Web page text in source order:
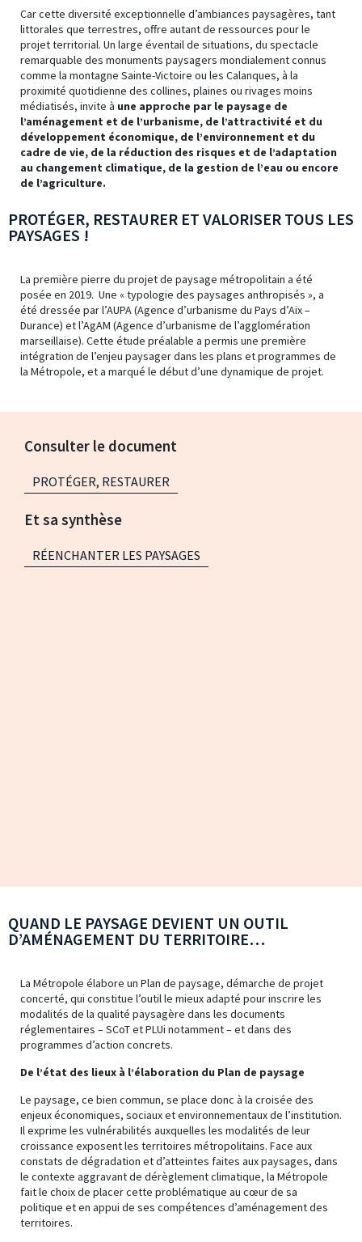
Car cette diversité exceptionnelle d’ambiances paysagères, tant
littorales que terrestres, offre autant de ressources pour le
projet territorial. Un large éventail de situations, du spectacle
remarquable des monuments paysagers mondialement connus
comme la montagne Sainte-Victoire ou les Calanques, à la
proximité quotidienne des collines, plaines ou rivages moins
médiatisés, invite à une approche par le paysage de
l’aménagement et de l’urbanisme, de l’attractivité et du
développement économique, de l’environnement et du
cadre de vie, de la réduction des risques et de l’adaptation
au changement climatique, de la gestion de l’eau ou encore
de l’agriculture.
PROTÉGER, RESTAURER ET VALORISER TOUS LES
PAYSAGES !
La première pierre du projet de paysage métropolitain a été
posée en 2019. Une « typologie des paysages anthropisés », a
été dressée par l’AUPA (Agence d’urbanisme du Pays d’Aix –
Durance) et l’AgAM (Agence d’urbanisme de l’agglomération
marseillaise). Cette étude préalable a permis une première
intégration de l’enjeu paysager dans les plans et programmes de
la Métropole, et a marqué le début d’une dynamique de projet.
Consulter le document
PROTÉGER, RESTAURER
Et sa synthèse
RÉENCHANTER LES PAYSAGES
QUAND LE PAYSAGE DEVIENT UN OUTIL
D’AMÉNAGEMENT DU TERRITOIRE…
La Métropole élabore un Plan de paysage, démarche de projet
concerté, qui constitue l’outil le mieux adapté pour inscrire les
modalités de la qualité paysagère dans les documents
réglementaires – SCoT et PLUi notamment – et dans des
programmes d’action concrets.
De l’état des lieux à l’élaboration du Plan de paysage
Le paysage, ce bien commun, se place donc à la croisée des
enjeux économiques, sociaux et environnementaux de l’institution.
Il exprime les vulnérabilités auxquelles les modalités de leur
croissance exposent les territoires métropolitains. Face aux
constats de dégradation et d’atteintes faites aux paysages, dans
le contexte aggravant de dérèglement climatique, la Métropole
fait le choix de placer cette problématique au cœur de sa
politique et en appui de ses compétences d’aménagement des
territoires.